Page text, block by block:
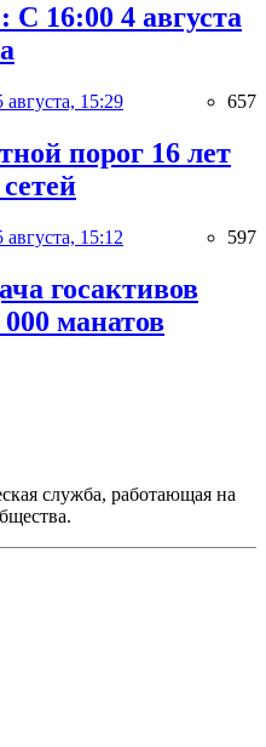
С 16:00 4 августа
августа, 15:29 657
порог 16 лет
августа, 15:12 597
госактивов
манатов
служба, работающая на